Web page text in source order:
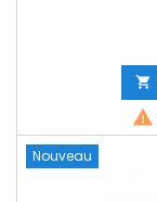


Nouveau